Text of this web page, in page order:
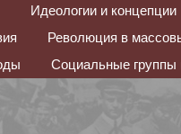
Идеологии и концепции
Революция в
Социальные группы